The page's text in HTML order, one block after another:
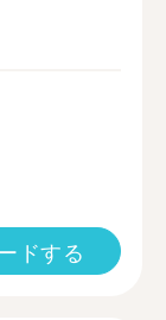
ドする